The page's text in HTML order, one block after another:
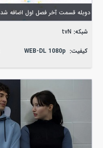
دوبله قسمت آخر فصل اول اضافه شد
شبکه: tvN
کیفیت: WEB-DL 1080p